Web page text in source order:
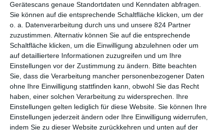
Gerätescans genaue Standortdaten und Kenndaten abfragen.
Sie können auf die entsprechende Schaltfläche klicken, um der
o. a. Datenverarbeitung durch uns und unsere 824 Partner
zuzustimmen. Alternativ können Sie auf die entsprechende
Schaltfläche klicken, um die Einwilligung abzulehnen oder um
auf detailliertere Informationen zuzugreifen und um Ihre
Einstellungen vor der Zustimmung zu ändern. Bitte beachten
Sie, dass die Verarbeitung mancher personenbezogener Daten
ohne Ihre Einwilligung stattfinden kann, obwohl Sie das Recht
haben, einer solchen Verarbeitung zu widersprechen. Ihre
Einstellungen gelten lediglich für diese Website. Sie können Ihre
Einstellungen jederzeit ändern oder Ihre Einwilligung widerrufen,
indem Sie zu dieser Website zurückkehren und unten auf der
7. (5)
Being Toward
Death
0,5 Mio
$
10,2 Mio
$
3.
8.
(neu)
Der weiße Hai
0,4 Mio
$
0,4 Mio $
1.
9. (8) Michael
0,4 Mio
$
9,7 Mio $
4.
Wo
10.
(neu)
A Man and a
Woman
0,4 Mio
0,4 Mio $
1.